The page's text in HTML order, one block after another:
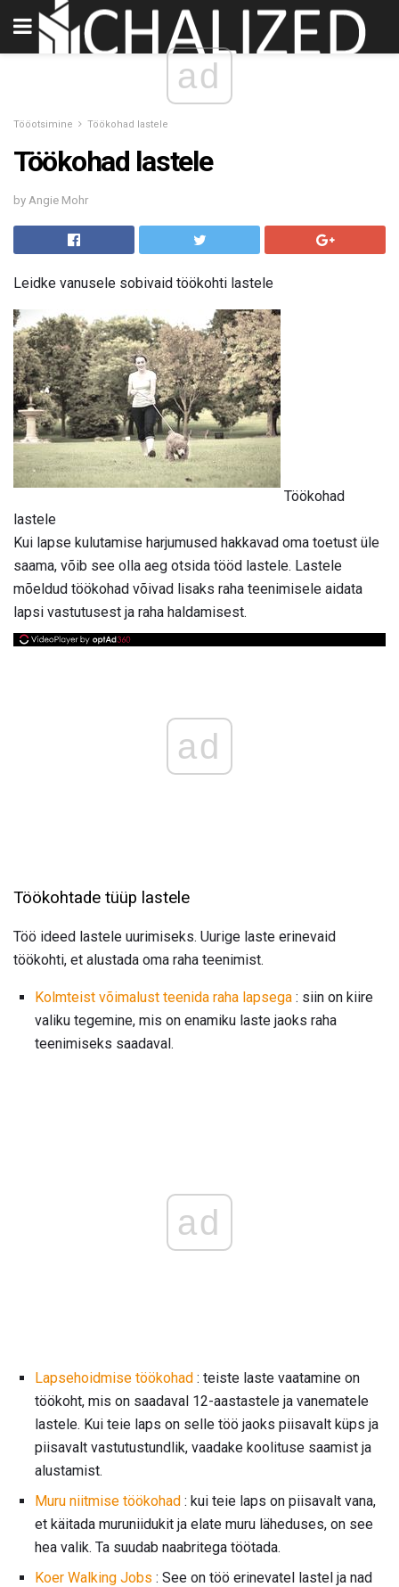
ad
Tööotsimine Töökohad lastele
Töökohad lastele
by Angie Mohr
Leidke vanusele sobivaid töökohti lastele
Töökohad
lastele
Kui lapse kulutamise harjumused hakkavad oma toetust üle
saama, võib see olla aeg otsida tööd lastele. Lastele
mõeldud töökohad võivad lisaks raha teenimisele aidata
lapsi vastutusest ja raha haldamisest.
ad
Töökohtade tüüp lastele
Töö ideed lastele uurimiseks. Uurige laste erinevaid
töökohti, et alustada oma raha teenimist.
Kolmteist võimalust teenida raha lapsega : siin on kiire
valiku tegemine, mis on enamiku laste jaoks raha
teenimiseks saadaval.
ad
Lapsehoidmise töökohad : teiste laste vaatamine on
töökoht, mis on saadaval 12-aastastele ja vanematele
lastele. Kui teie laps on selle töö jaoks piisavalt küps ja
piisavalt vastutustundlik, vaadake koolituse saamist ja
alustamist.
Muru niitmise töökohad : kui teie laps on piisavalt vana,
et käitada muruniidukit ja elate muru läheduses, on see
hea valik. Ta suudab naabritega töötada.
Koer Walking Jobs : See on töö erinevatel lastel ja nad